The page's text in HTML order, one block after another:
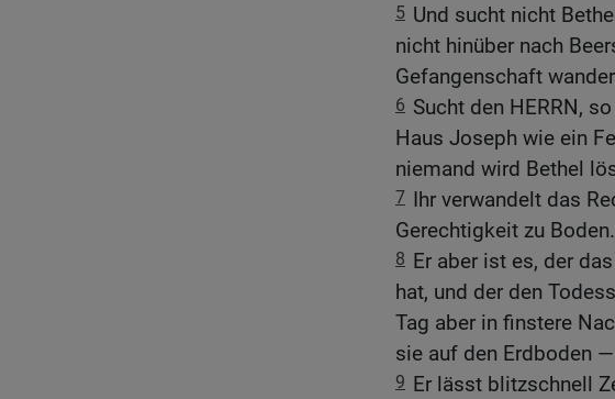
5 Und sucht nicht
nicht hinüber nach
Gefangenschaft
6 Sucht den HERRN,
Haus Joseph wie ein
niemand wird Bethel
7 Ihr verwandelt das
Gerechtigkeit zu Boden.
8 Er aber ist es, der
hat, und der den
Tag aber in finstere
sie auf den Erdboden
9 Er lässt blitzschnell